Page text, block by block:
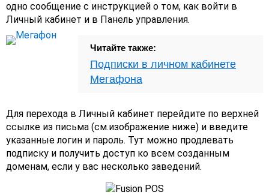
одно сообщение с инструкцией о том, как войти в
Личный кабинет и в Панель управления.
Читайте также:
Подписки в личном кабинете
Мегафона
Для перехода в Личный кабинет перейдите по верхней
ссылке из письма (см.изображение ниже) и введите
указанные логин и пароль. Тут можно продлевать
подписку и получить доступ ко всем созданным
доменам, если у вас несколько заведений.